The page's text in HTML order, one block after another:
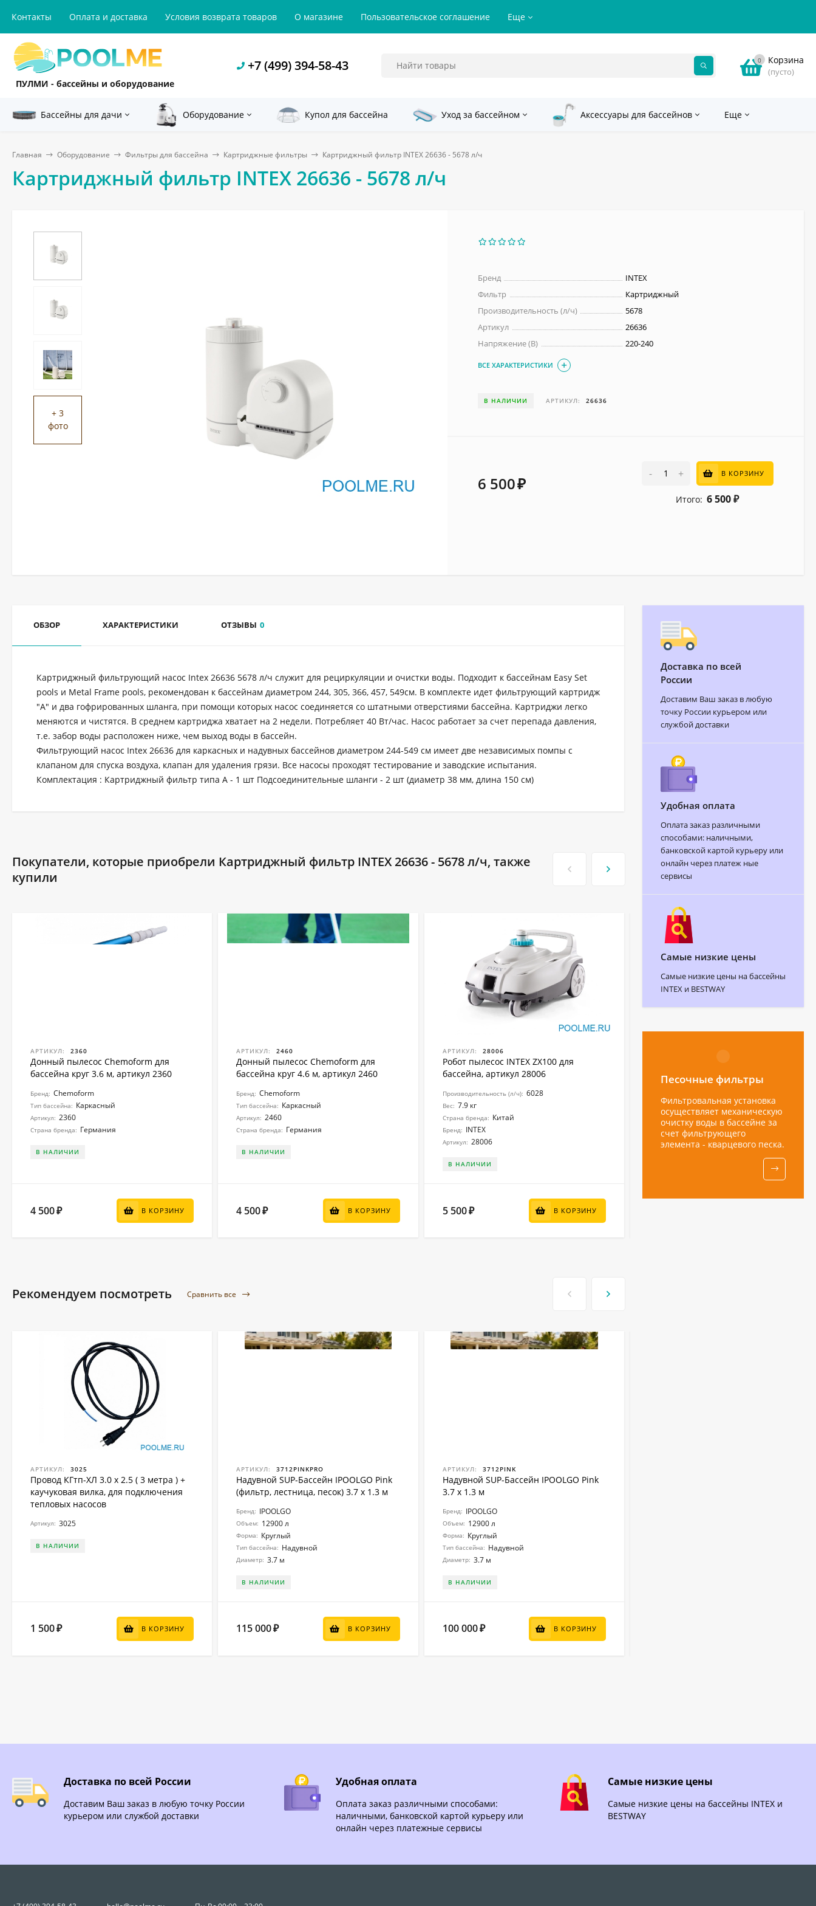
Контакты Оплата и доставка Условия возврата товаров О магазине Пользовательское соглашение Еще
ПУЛМИ - бассейны и оборудование
+7 (499) 394-58-43 0 Корзина
(пусто)
Бассейны для дачи Оборудование Купол для бассейна Уход за бассейном Аксессуары для бассейнов Еще
Главная Оборудование Фильтры для бассейна Картриджные фильтры Картриджный фильтр INTEX 26636 - 5678 л/ч
Картриджный фильтр INTEX 26636 - 5678 л/ч
+ 3
фото
Бренд
INTEX
Фильтр
Картриджный
Производительность (л/ч)
5678
Артикул
26636
Напряжение (В)
220-240
ВСЕ ХАРАКТЕРИСТИКИ
В НАЛИЧИИ АРТИКУЛ: 26636
6 500₽
- + В КОРЗИНУ
Итого: 6 500₽
ОБЗОР ХАРАКТЕРИСТИКИ ОТЗЫВЫ 0
Картриджный фильтрующий насос Intex 26636 5678 л/ч служит для рециркуляции и очистки воды. Подходит к бассейнам Easy Set
pools и Metal Frame pools, рекомендован к бассейнам диаметром 244, 305, 366, 457, 549см. В комплекте идет фильтрующий картридж
"А" и два гофрированных шланга, при помощи которых насос соединяется со штатными отверстиями бассейна. Картриджи легко
меняются и чистятся. В среднем картриджа хватает на 2 недели. Потребляет 40 Вт/час. Насос работает за счет перепада давления,
т.е. забор воды расположен ниже, чем выход воды в бассейн.
Фильтрующий насос Intex 26636 для каркасных и надувных бассейнов диаметром 244-549 см имеет две независимых помпы с
клапаном для спуска воздуха, клапан для удаления грязи. Все насосы проходят тестирование и заводские испытания.
Комплектация : Картриджный фильтр типа А - 1 шт Подсоединительные шланги - 2 шт (диаметр 38 мм, длина 150 см)
Покупатели, которые приобрели Картриджный фильтр INTEX 26636 - 5678 л/ч, также
купили
АРТИКУЛ: 2360
Донный пылесос Chemoform для
бассейна круг 3.6 м, артикул 2360
Бренд: Chemoform
Тип бассейна: Каркасный
Артикул: 2360
Страна бренда: Германия
В НАЛИЧИИ
4 500₽ В КОРЗИНУ
АРТИКУЛ: 2460
Донный пылесос Chemoform для
бассейна круг 4.6 м, артикул 2460
Бренд: Chemoform
Тип бассейна: Каркасный
Артикул: 2460
Страна бренда: Германия
В НАЛИЧИИ
4 500₽ В КОРЗИНУ
АРТИКУЛ: 28006
Робот пылесос INTEX ZX100 для
бассейна, артикул 28006
Производительность (л/ч): 6028
Вес: 7.9 кг
Страна бренда: Китай
Бренд: INTEX
Артикул: 28006
В НАЛИЧИИ
5 500₽ В КОРЗИНУ
Вакуумный пылесос INTEX для чистки
бассейна на аккумуляторах с ручкой
2.8м, артикул 28628
17.6 кг
Страна бренда: Китай
INTEX
Артикул: 28628
Рекомендуем посмотреть Сравнить все
АРТИКУЛ: 3025
Провод КГтп-ХЛ 3.0 x 2.5 ( 3 метра ) +
каучуковая вилка, для подключения
тепловых насосов
Артикул: 3025
В НАЛИЧИИ
1 500₽ В КОРЗИНУ
АРТИКУЛ: 3712PINKPRO
Надувной SUP-Бассейн IPOOLGO Pink
(фильтр, лестница, песок) 3.7 x 1.3 м
Бренд: IPOOLGO
Объем: 12900 л
Форма: Круглый
Тип бассейна: Надувной
Диаметр: 3.7 м
В НАЛИЧИИ
115 000₽ В КОРЗИНУ
АРТИКУЛ: 3712PINK
Надувной SUP-Бассейн IPOOLGO Pink
3.7 x 1.3 м
Бренд: IPOOLGO
Объем: 12900 л
Форма: Круглый
Тип бассейна: Надувной
Диаметр: 3.7 м
В НАЛИЧИИ
100 000₽ В КОРЗИНУ
Доставка по всей
России
Доставим Ваш заказ в любую
точку России курьером или
службой доставки
Удобная оплата
Оплата заказ различными
способами: наличными,
банковской картой курьеру или
онлайн через платеж ные
сервисы
Самые низкие цены
Самые низкие цены на бассейны
INTEX и BESTWAY
Доставка по всей России
Доставим Ваш заказ в любую точку России
курьером или службой доставки
Удобная оплата
Оплата заказ различными способами:
наличными, банковской картой курьеру или
онлайн через платежные сервисы
Самые низкие цены
Самые низкие цены на бассейны INTEX и
BESTWAY